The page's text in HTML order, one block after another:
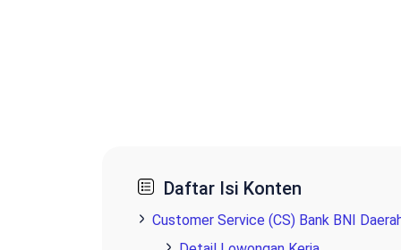
Daftar Isi Konten
Customer Service (CS) Bank BNI